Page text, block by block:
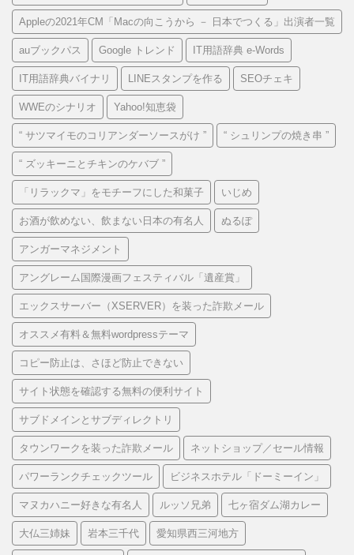
Appleの2021年CM「Macの向こうから － 日本でつくる」出演者一覧
auブックパス Google トレンド IT用語辞典 e-Words
IT用語辞典バイナリ LINEスタンプを作る SEOチェキ
WWEのシナリオ Yahoo!知恵袋
“ サツマイモのコリアンダーソースがけ ” “ シュリンプの焼き串 ”
“ ズッキーニとチキンのケバブ ”
「リラックマ」をモチーフにした和菓子 いじめ
お酒が飲めない、飲まない日本の有名人 ぬるぽ
アンガーマネジメント
アングレーム国際漫画フェスティバル「遺産賞」
エックスサーバー（XSERVER）を装った詐欺メール
オススメ有料＆無料wordpressテーマ
コピー防止は、さほど防止できない
サイト状態を確認する無料の便利サイト
サブドメインとサブディレクトリ
タウンワークを装った詐欺メール ネットショップ／セール情報
パワーランクチェックツール ビジネスホテル「ドーミーイン」
マヌカハニー好きな有名人 ルッソ兄弟 七ヶ宿ダム湖カレー
大仏三姉妹 岩本三千代 愛知県西三河地方